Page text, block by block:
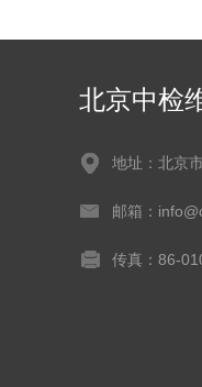
北京中检
地址：北京
邮箱：
传真：86-